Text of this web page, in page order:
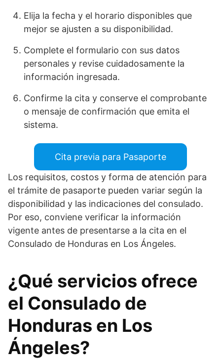
Elija la fecha y el horario disponibles que
mejor se ajusten a su disponibilidad.
Complete el formulario con sus datos
personales y revise cuidadosamente la
información ingresada.
Confirme la cita y conserve el comprobante
o mensaje de confirmación que emita el
sistema.
Cita previa para Pasaporte
Los requisitos, costos y forma de atención para
el trámite de pasaporte pueden variar según la
disponibilidad y las indicaciones del consulado.
Por eso, conviene verificar la información
vigente antes de presentarse a la cita en el
Consulado de Honduras en Los Ángeles.
¿Qué servicios ofrece
el Consulado de
Honduras en Los
Ángeles?